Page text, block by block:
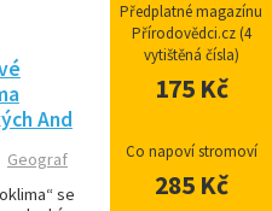
And
Geograf
se
Předplatné magazínu
Přírodovědci.cz (4
vytištěná čísla)
175 Kč
Co napoví stromoví
285 Kč